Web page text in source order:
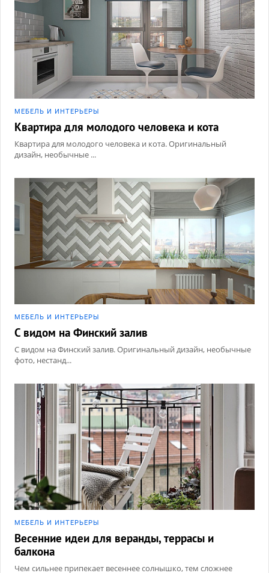
МЕБЕЛЬ И ИНТЕРЬЕРЫ
Квартира для молодого человека и кота
Квартира для молодого человека и кота. Оригинальный
дизайн, необычные ...
МЕБЕЛЬ И ИНТЕРЬЕРЫ
С видом на Финский залив
С видом на Финский залив. Оригинальный дизайн, необычные
фото, нестанд...
МЕБЕЛЬ И ИНТЕРЬЕРЫ
Весенние идеи для веранды, террасы и
балкона
Чем сильнее припекает весеннее солнышко, тем сложнее